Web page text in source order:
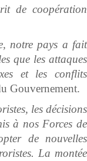
de coopération
notre pays a fait
que les attaques
et les conflits
Gouvernement.
les décisions
à nos Forces de
de nouvelles
La montée